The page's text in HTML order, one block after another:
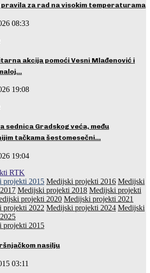
pravila za rad na visokim temperaturama
08:33
akcija pomoći Vesni Mlađenović i
19:08
sednica Gradskog veća, među
tačkama šestomesečni…
19:04
RTK
projekti 2015 Medijski projekti 2016 Medijski
Medijski projekti 2018 Medijski projekti
projekti 2020 Medijski projekti 2021
projekti 2022 Medijski projekti 2024 Medijski
projekti 2015
nasilju
03:11